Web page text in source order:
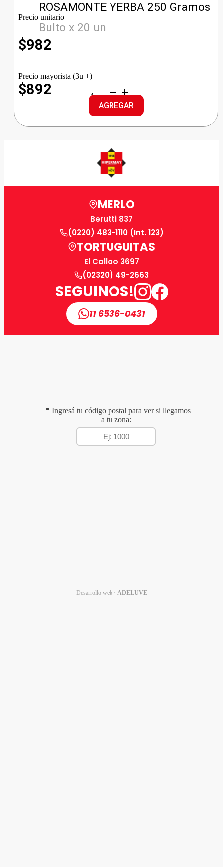
ROSAMONTE YERBA 250 Gramos
Bulto x 20 un
Precio unitario
$982
Precio mayorista (3u +)
$892
ROSAMONTE
YERBA
cantidad
AGREGAR
MERLO
Berutti 837
(0220) 483-1110 (Int. 123)
TORTUGUITAS
El Callao 3697
(02320) 49-2663
SEGUINOS!
11 6536-0431
📍 Ingresá tu código postal para ver si llegamos
a tu zona:
Desarrollo web · ADELUVE